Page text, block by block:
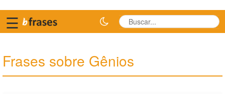
☰
Frases sobre Gênios